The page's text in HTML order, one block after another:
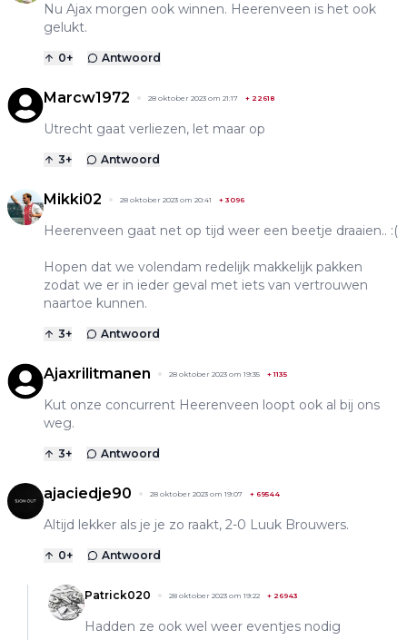
Nu Ajax morgen ook winnen. Heerenveen is het ook
gelukt.
0+ Antwoord
Marcw1972 28 oktober 2023 om 21:17 + 22618
Utrecht gaat verliezen, let maar op
3+ Antwoord
Mikki02 28 oktober 2023 om 20:41 + 3096
Heerenveen gaat net op tijd weer een beetje draaien.. :(
Hopen dat we volendam redelijk makkelijk pakken
zodat we er in ieder geval met iets van vertrouwen
naartoe kunnen.
3+ Antwoord
Ajaxrilitmanen 28 oktober 2023 om 19:35 +1135
Kut onze concurrent Heerenveen loopt ook al bij ons
weg.
3+ Antwoord
ajaciedje90 28 oktober 2023 om 19:07 + 69544
Altijd lekker als je je zo raakt, 2-0 Luuk Brouwers.
0+ Antwoord
Patrick020 28 oktober 2023 om 19:22 + 26943
Hadden ze ook wel weer eventjes nodig